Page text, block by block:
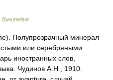
Википедия
Полупрозрачный минерал
или серебряными
иностранных слов,
Чудинов А.Н., 1910.